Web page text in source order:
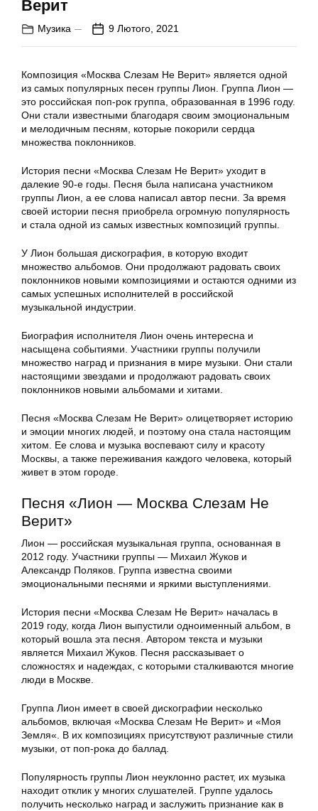
Верит
Музика 9 Лютого, 2021
Композиция «Москва Слезам Не Верит» является одной
из самых популярных песен группы Лион. Группа Лион —
это российская поп-рок группа, образованная в 1996 году.
Они стали известными благодаря своим эмоциональным
и мелодичным песням, которые покорили сердца
множества поклонников.
История песни «Москва Слезам Не Верит» уходит в
далекие 90-е годы. Песня была написана участником
группы Лион, а ее слова написал автор песни. За время
своей истории песня приобрела огромную популярность
и стала одной из самых известных композиций группы.
У Лион большая дискография, в которую входит
множество альбомов. Они продолжают радовать своих
поклонников новыми композициями и остаются одними из
самых успешных исполнителей в российской
музыкальной индустрии.
Биография исполнителя Лион очень интересна и
насыщена событиями. Участники группы получили
множество наград и признания в мире музыки. Они стали
настоящими звездами и продолжают радовать своих
поклонников новыми альбомами и хитами.
Песня «Москва Слезам Не Верит» олицетворяет историю
и эмоции многих людей, и поэтому она стала настоящим
хитом. Ее слова и музыка воспевают силу и красоту
Москвы, а также переживания каждого человека, который
живет в этом городе.
Песня «Лион — Москва Слезам Не
Верит»
Лион — российская музыкальная группа, основанная в
2012 году. Участники группы — Михаил Жуков и
Александр Поляков. Группа известна своими
эмоциональными песнями и яркими выступлениями.
История песни «Москва Слезам Не Верит» началась в
2019 году, когда Лион выпустили одноименный альбом, в
который вошла эта песня. Автором текста и музыки
является Михаил Жуков. Песня рассказывает о
сложностях и надеждах, с которыми сталкиваются многие
люди в Москве.
Группа Лион имеет в своей дискографии несколько
альбомов, включая «Москва Слезам Не Верит» и «Моя
Земля«. В их композициях присутствуют различные стили
музыки, от поп-рока до баллад.
Популярность группы Лион неуклонно растет, их музыка
находит отклик у многих слушателей. Группе удалось
получить несколько наград и заслужить признание как в